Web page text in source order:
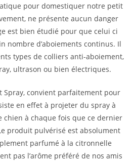
pour domestiquer notre petit
ne présente aucun danger
est bien étudié pour que celui ci
nombre d’aboiements continus. Il
types de colliers anti-aboiement,
ultrason ou bien électriques.
Spray, convient parfaitement pour
en effet à projeter du spray à
à chaque fois que ce dernier
produit pulvérisé est absolument
parfumé à la citronnelle
pas l’arôme préféré de nos amis